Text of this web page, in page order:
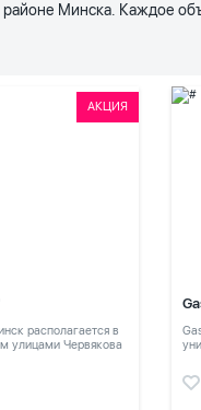
Минска. Каждое
АКЦИЯ
располагается в
улицами Червякова